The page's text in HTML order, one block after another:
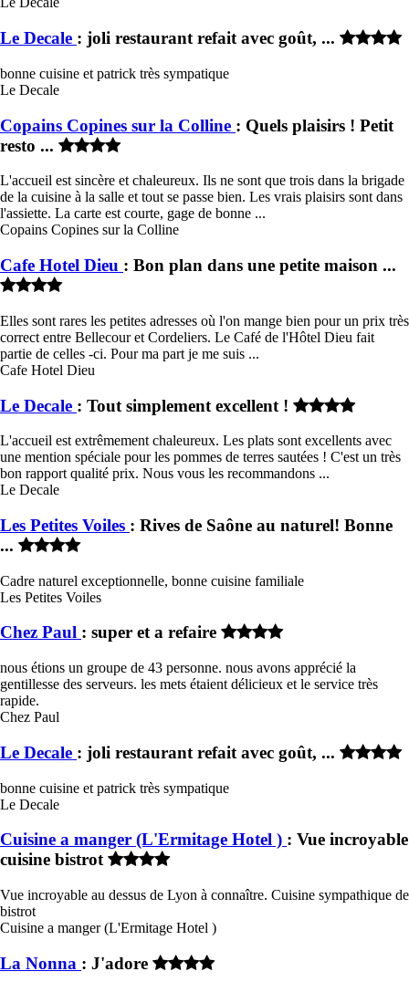
Le Decale : joli restaurant refait avec goût, ...
bonne cuisine et patrick très sympatique
Le Decale
Copains Copines sur la Colline : Quels plaisirs ! Petit
resto ...
L'accueil est sincère et chaleureux. Ils ne sont que trois dans la brigade
de la cuisine à la salle et tout se passe bien. Les vrais plaisirs sont dans
l'assiette. La carte est courte, gage de bonne ...
Copains Copines sur la Colline
Cafe Hotel Dieu : Bon plan dans une petite maison ...
Elles sont rares les petites adresses où l'on mange bien pour un prix très
correct entre Bellecour et Cordeliers. Le Café de l'Hôtel Dieu fait
partie de celles -ci. Pour ma part je me suis ...
Cafe Hotel Dieu
Le Decale : Tout simplement excellent !
L'accueil est extrêmement chaleureux. Les plats sont excellents avec
une mention spéciale pour les pommes de terres sautées ! C'est un très
bon rapport qualité prix. Nous vous les recommandons ...
Le Decale
Les Petites Voiles : Rives de Saône au naturel! Bonne
...
Cadre naturel exceptionnelle, bonne cuisine familiale
Les Petites Voiles
Chez Paul : super et a refaire
nous étions un groupe de 43 personne. nous avons apprécié la
gentillesse des serveurs. les mets étaient délicieux et le service très
rapide.
Chez Paul
Le Decale : joli restaurant refait avec goût, ...
bonne cuisine et patrick très sympatique
Le Decale
Cuisine a manger (L'Ermitage Hotel ) : Vue incroyable
cuisine bistrot
Vue incroyable au dessus de Lyon à connaître. Cuisine sympathique de
bistrot
Cuisine a manger (L'Ermitage Hotel )
La Nonna : J'adore